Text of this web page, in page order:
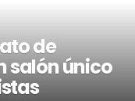
de
salón único